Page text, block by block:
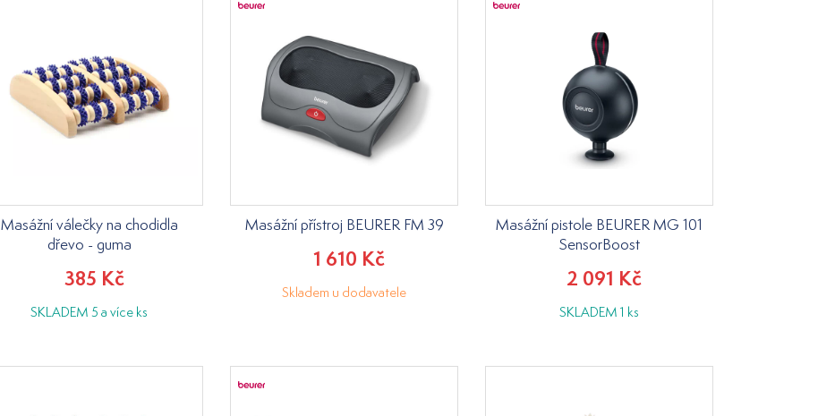
Masážní válečky na chodidla
dřevo - guma
385 Kč
SKLADEM 5 a více ks
Masážní přístroj BEURER FM 39
1 610 Kč
Skladem u dodavatele
Masážní pistole BEURER MG 101
SensorBoost
2 091 Kč
SKLADEM 1 ks